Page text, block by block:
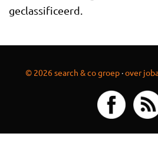
geclassificeerd.
© 2026 search & co groep ·over